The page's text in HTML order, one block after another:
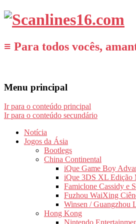
≡ Para todos vocês,
Menu principal
Ir para o conteúdo principal
Ir para o conteúdo secundário
Notícia
Jogos da Ásia
Bootlegs
China Continental
iQue Game Boy
iQue 3DS XL Edição
Famiclone Cassidy e
Fuzhou WaiXing
Winsen / Guangzhou
Hong Kong